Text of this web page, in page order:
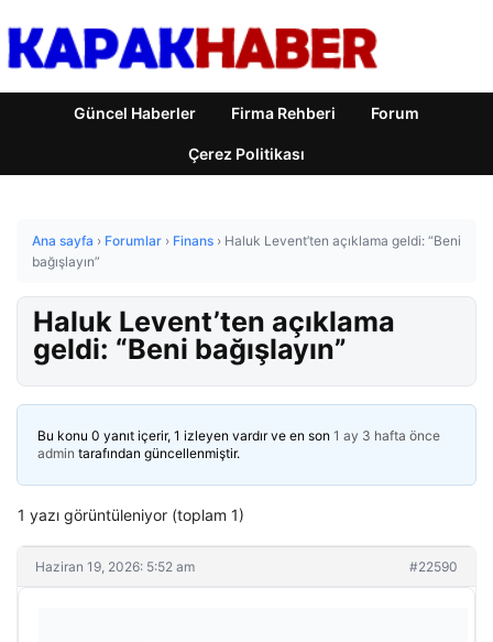
Güncel Haberler Firma Rehberi Forum
Çerez Politikası
Ana sayfa › Forumlar › Finans › Haluk Levent’ten açıklama geldi: “Beni
bağışlayın”
Haluk Levent’ten açıklama
geldi: “Beni bağışlayın”
Bu konu 0 yanıt içerir, 1 izleyen vardır ve en son 1 ay 3 hafta önce
admin tarafından güncellenmiştir.
1 yazı görüntüleniyor (toplam 1)
Haziran 19, 2026: 5:52 am #22590